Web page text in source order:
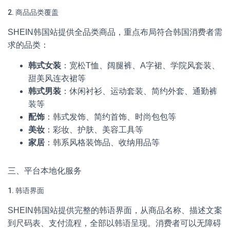
2. 商品品类覆盖
SHEIN韩国站提供全品类商品，重点布局符合韩国消费者需
求的品类：
韩式女装 ：宽松T恤、阔腿裤、A字裙、学院风套装、
甜美风连衣裙等
韩式男装 ：休闲衬衫、运动套装、简约外套、通勤裤
装等
配饰 ：韩式发饰、简约首饰、时尚包包等
美妆 ：彩妆、护肤、美容工具等
家居 ：韩系风格装饰品、收纳用品等
三、平台本地化服务
1. 韩语界面
SHEIN韩国站提供完整的韩语界面，从商品名称、描述文案
到尺码表、支付流程，全部以韩语呈现。消费者可以无障碍